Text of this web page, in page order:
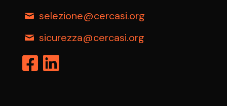
selezione@cercasi.org
sicurezza@cercasi.org